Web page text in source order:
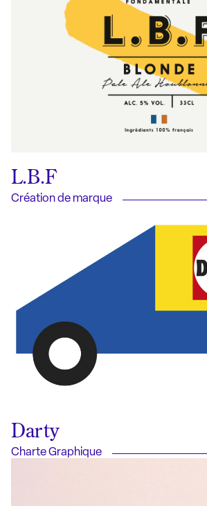
L.B.F
Création de marque
Darty
Charte Graphique